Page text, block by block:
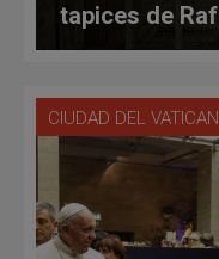
tapices de
CIUDAD DEL